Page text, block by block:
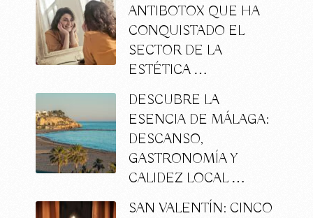
ANTIBOTOX QUE HA
CONQUISTADO EL
SECTOR DE LA
ESTÉTICA …
DESCUBRE LA
ESENCIA DE MÁLAGA:
DESCANSO,
GASTRONOMÍA Y
CALIDEZ LOCAL …
SAN VALENTÍN: CINCO